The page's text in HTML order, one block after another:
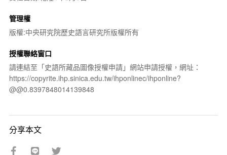
管理權
版權:中央研究院歷史語言研究所版權所有
授權聯絡窗口
請連結至「史語所藏品圖像授權申請」網站申請授權，網址：
https://copyrite.ihp.sinica.edu.tw/ihponlinec/ihponline?
@@0.8397848014139848
分享本文